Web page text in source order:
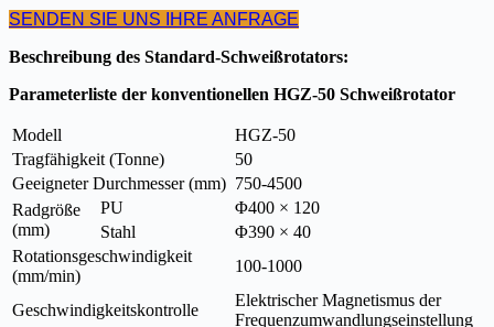
SENDEN SIE UNS IHRE ANFRAGE
Beschreibung des Standard-Schweißrotators:
Parameterliste der konventionellen HGZ-50 Schweißrotator
Modell
HGZ-50
Tragfähigkeit (Tonne)
50
Geeigneter Durchmesser (mm) 750-4500
Radgröße
(mm)
PU
Φ400 × 120
Stahl
Φ390 × 40
Rotationsgeschwindigkeit
(mm/min)
100-1000
Geschwindigkeitskontrolle
Elektrischer Magnetismus der
Frequenzumwandlungseinstellung